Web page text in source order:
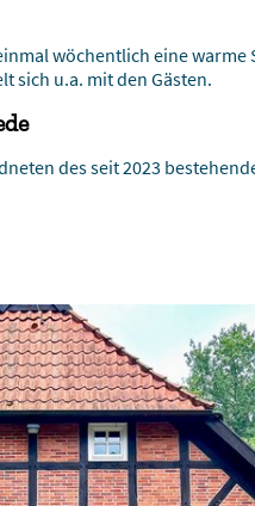
wöchentlich eine
sich u.a. mit den Gästen.
des seit 2023